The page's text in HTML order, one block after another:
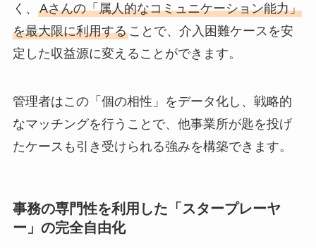
く、 Aさんの「属人的なコミュニケーション能力」
を最大限に利用することで、介入困難ケースを安
定した収益源に変えることができます。
管理者はこの「個の相性」をデータ化し、戦略的
なマッチングを行うことで、他事業所が匙を投げ
たケースも引き受けられる強みを構築できます。
事務の専門性を利用した「スタープレーヤ
ー」の完全自由化